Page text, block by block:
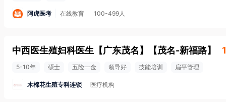
阿虎医考 在线教育 100-499人
中西医生殖妇科医生【广东茂名】 【茂名-新福路】
5-10年 硕士 五险一金 领导好 技能培训 扁平管理
木棉花生殖专科连锁 医疗机构